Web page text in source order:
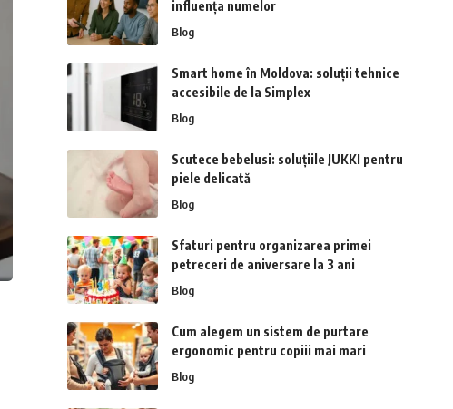
influența numelor
Blog
Smart home în Moldova: soluții tehnice
accesibile de la Simplex
Blog
Scutece bebelusi: soluțiile JUKKI pentru
piele delicată
Blog
Sfaturi pentru organizarea primei
petreceri de aniversare la 3 ani
Blog
Cum alegem un sistem de purtare
ergonomic pentru copiii mai mari
Blog